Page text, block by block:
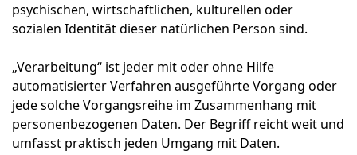
psychischen, wirtschaftlichen, kulturellen oder
sozialen Identität dieser natürlichen Person sind.
„Verarbeitung“ ist jeder mit oder ohne Hilfe
automatisierter Verfahren ausgeführte Vorgang oder
jede solche Vorgangsreihe im Zusammenhang mit
personenbezogenen Daten. Der Begriff reicht weit und
umfasst praktisch jeden Umgang mit Daten.